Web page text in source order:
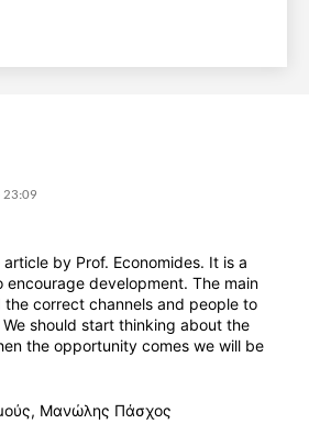
23:09
by Prof. Economides. It is a
encourage development. The main
correct channels and people to
should start thinking about the
the opportunity comes we will be
Μανώλης Πάσχος